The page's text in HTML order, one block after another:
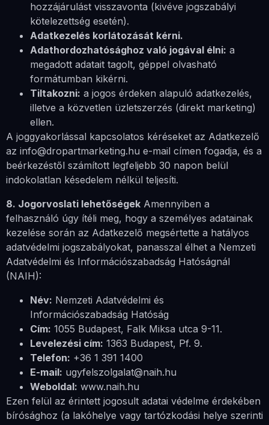
hozzájárulást visszavonta (kivéve jogszabályi
kötelezettség esetén).
Adatkezelés korlátozását kérni.
Adathordozhatósághoz való jogával élni: a
megadott adatait tagolt, géppel olvasható
formátumban kikérni.
Tiltakozni: a jogos érdeken alapuló adatkezelés,
illetve a közvetlen üzletszerzés (direkt marketing)
ellen.
A joggyakorlással kapcsolatos kéréseket az Adatkezelő
az info@dropartmarketing.hu e-mail címen fogadja, és a
beérkezéstől számított legfeljebb 30 napon belül
indokolatlan késedelem nélkül teljesíti.
8. Jogorvoslati lehetőségek Amennyiben a
felhasználó úgy ítéli meg, hogy a személyes adatainak
kezelése során az Adatkezelő megsértette a hatályos
adatvédelmi jogszabályokat, panasszal élhet a Nemzeti
Adatvédelmi és Információszabadság Hatóságnál
(NAIH):
Név: Nemzeti Adatvédelmi és
Információszabadság Hatóság
Cím: 1055 Budapest, Falk Miksa utca 9-11.
Levelezési cím: 1363 Budapest, Pf. 9.
Telefon: +36 1 391 1400
E-mail: ugyfelszolgalat@naih.hu
Weboldal: www.naih.hu
Ezen felül az érintett jogosult adatai védelme érdekében
bírósághoz (a lakóhelye vagy tartózkodási helye szerinti